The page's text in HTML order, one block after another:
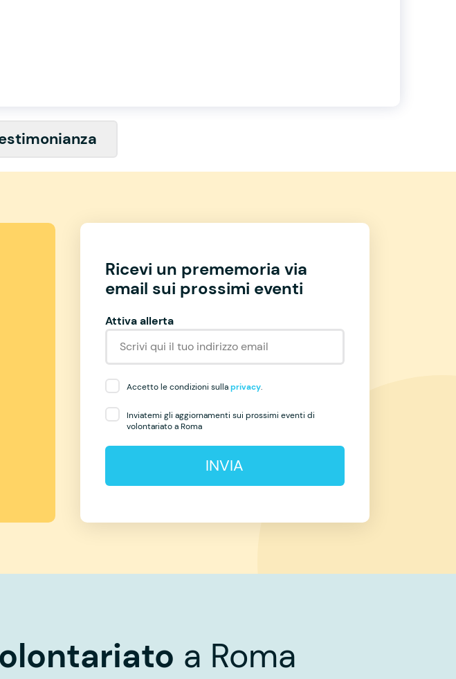
Ricevi un prememoria via
email sui prossimi eventi
Attiva allerta
Accetto le condizioni sullaprivacy.
Inviatemi gli aggiornamenti sui prossimi eventi di
volontariato a Roma
INVIA
a Roma